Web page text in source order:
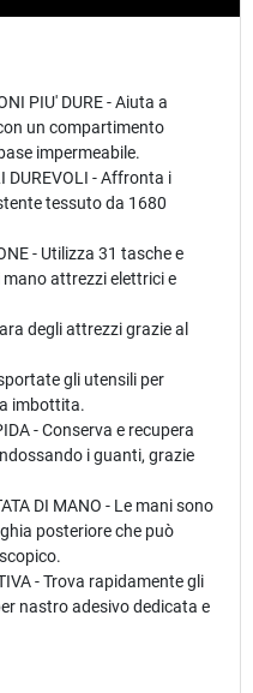
PIU' DURE - Aiuta a
un compartimento
impermeabile.
DUREVOLI - Affronta i
tessuto da 1680
- Utilizza 31 tasche e
attrezzi elettrici e
degli attrezzi grazie al
gli utensili per
imbottita.
- Conserva e recupera
i guanti, grazie
DI MANO - Le mani sono
posteriore che può
- Trova rapidamente gli
nastro adesivo dedicata e